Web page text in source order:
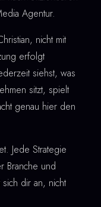
Agentur.
nicht mit
erfolgt
siehst, was
sitzt, spielt
genau hier den
Jede Strategie
Branche und
dir an, nicht